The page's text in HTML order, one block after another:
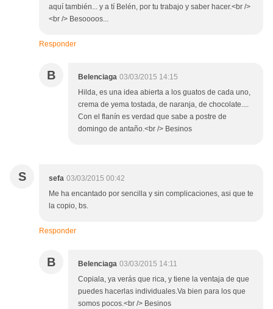
aquí también... y a tí Belén, por tu trabajo y saber hacer.<br />
<br /> Besoooos...
Responder
B Belenciaga 03/03/2015 14:15
Hilda, es una idea abierta a los guatos de cada uno,
crema de yema tostada, de naranja, de chocolate....
Con el flanín es verdad que sabe a postre de
domingo de antaño.<br /> Besinos
S sefa 03/03/2015 00:42
Me ha encantado por sencilla y sin complicaciones, asi que te
la copio, bs.
Responder
B Belenciaga 03/03/2015 14:11
Copiala, ya verás que rica, y tiene la ventaja de que
puedes hacerlas individuales.Va bien para los que
somos pocos.<br /> Besinos